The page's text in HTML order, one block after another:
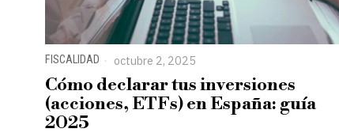
FISCALIDAD octubre 2, 2025
Cómo declarar tus inversiones
(acciones, ETFs) en España: guía
2025